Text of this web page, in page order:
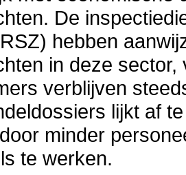
De
hebben
in deze
verblijven
lijkt af
minder
te werken.